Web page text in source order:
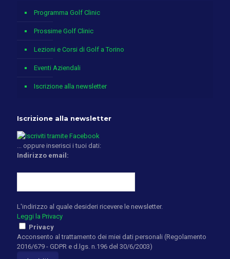
Programma Golf Clinic
Prossime Golf Clinic
Lezioni e Corsi di Golf a Torino
Eventi Aziendali
Iscrizione alla newsletter
Iscrizione alla newsletter
... oppure inserisci i tuoi dati:
Indirizzo email:
L'indirizzo al quale desideri ricevere le newsletter.
Leggi la Privacy
Privacy
Acconsento al trattamento dei miei dati personali (Regolamento
2016/679 - GDPR e d.lgs. n.196 del 30/6/2003)